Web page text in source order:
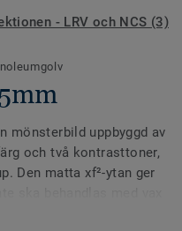
- LRV och NCS (3)
mönsterbild uppbyggd av
och två kontrasttoner,
Den matta xf²-ytan ger
att specialbeställa i